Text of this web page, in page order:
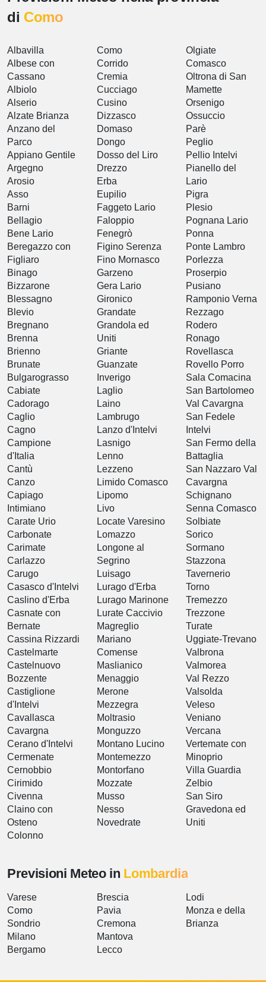
di Como
Albavilla
Albese con
Cassano
Albiolo
Alserio
Alzate Brianza
Anzano del
Parco
Appiano Gentile
Argegno
Arosio
Asso
Barni
Bellagio
Bene Lario
Beregazzo con
Figliaro
Binago
Bizzarone
Blessagno
Blevio
Bregnano
Brenna
Brienno
Brunate
Bulgarograsso
Cabiate
Cadorago
Caglio
Cagno
Campione
d'Italia
Cantù
Canzo
Capiago
Intimiano
Carate Urio
Carbonate
Carimate
Carlazzo
Carugo
Casasco d'Intelvi
Caslino d'Erba
Casnate con
Bernate
Cassina Rizzardi
Castelmarte
Castelnuovo
Bozzente
Castiglione
d'Intelvi
Cavallasca
Cavargna
Cerano d'Intelvi
Cermenate
Cernobbio
Cirimido
Civenna
Claino con
Osteno
Colonno
Como
Corrido
Cremia
Cucciago
Cusino
Dizzasco
Domaso
Dongo
Dosso del Liro
Drezzo
Erba
Eupilio
Faggeto Lario
Faloppio
Fenegrò
Figino Serenza
Fino Mornasco
Garzeno
Gera Lario
Gironico
Grandate
Grandola ed
Uniti
Griante
Guanzate
Inverigo
Laglio
Laino
Lambrugo
Lanzo d'Intelvi
Lasnigo
Lenno
Lezzeno
Limido Comasco
Lipomo
Livo
Locate Varesino
Lomazzo
Longone al
Segrino
Luisago
Lurago d'Erba
Lurago Marinone
Lurate Caccivio
Magreglio
Mariano
Comense
Maslianico
Menaggio
Merone
Mezzegra
Moltrasio
Monguzzo
Montano Lucino
Montemezzo
Montorfano
Mozzate
Musso
Nesso
Novedrate
Olgiate
Comasco
Oltrona di San
Mamette
Orsenigo
Ossuccio
Parè
Peglio
Pellio Intelvi
Pianello del
Lario
Pigra
Plesio
Pognana Lario
Ponna
Ponte Lambro
Porlezza
Proserpio
Pusiano
Ramponio Verna
Rezzago
Rodero
Ronago
Rovellasca
Rovello Porro
Sala Comacina
San Bartolomeo
Val Cavargna
San Fedele
Intelvi
San Fermo della
Battaglia
San Nazzaro Val
Cavargna
Schignano
Senna Comasco
Solbiate
Sorico
Sormano
Stazzona
Tavernerio
Torno
Tremezzo
Trezzone
Turate
Uggiate-Trevano
Valbrona
Valmorea
Val Rezzo
Valsolda
Veleso
Veniano
Vercana
Vertemate con
Minoprio
Villa Guardia
Zelbio
San Siro
Gravedona ed
Uniti
Previsioni Meteo in Lombardia
Varese
Como
Sondrio
Milano
Bergamo
Brescia
Pavia
Cremona
Mantova
Lecco
Lodi
Monza e della
Brianza